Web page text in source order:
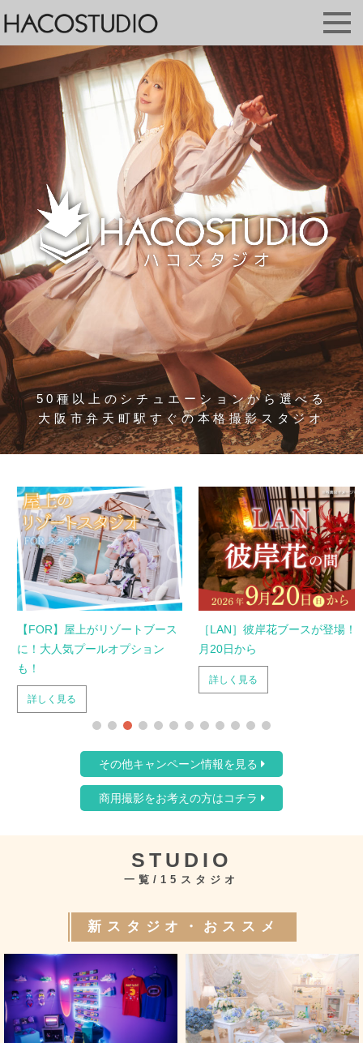
50種以上のシチュエーションから選べる
大阪市弁天町駅すぐの本格撮影スタジオ
【FOR】屋上がリゾートブース
に！大人気プールオプション
も！
詳しく見る
［LAN］彼岸花ブースが登場！9
月20日から
詳しく見る
その他キャンペーン情報を見る
商用撮影をお考えの方はコチラ
STUDIO
一覧/15スタジオ
新スタジオ・おススメ